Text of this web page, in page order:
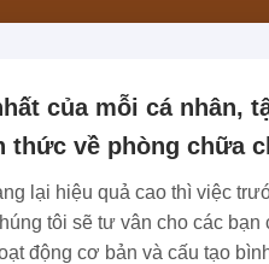
của mỗi cá nhân,
về phòng chữa
lại hiệu quả cao thì việc
tôi sẽ tư vân cho các
động cơ bản và cấu tạo